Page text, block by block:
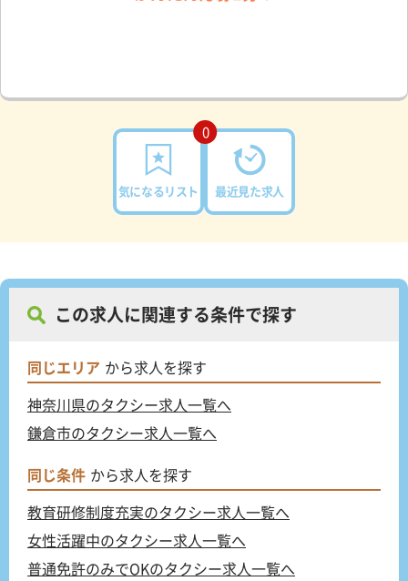
0
気になるリスト 最近見た求人
この求人に関連する条件で探す
同じエリア から求人を探す
神奈川県のタクシー求人一覧へ
鎌倉市のタクシー求人一覧へ
同じ条件 から求人を探す
教育研修制度充実のタクシー求人一覧へ
女性活躍中のタクシー求人一覧へ
普通免許のみでOKのタクシー求人一覧へ